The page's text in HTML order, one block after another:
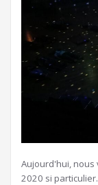
Aujourd'hui,
2020 si